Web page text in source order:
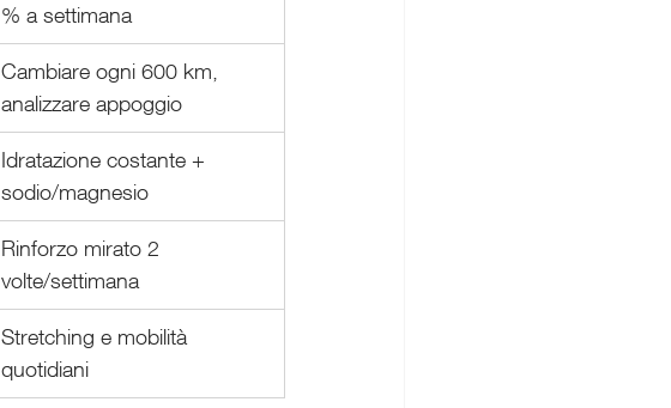
% a settimana
Cambiare ogni 600 km,
analizzare appoggio
Idratazione costante +
sodio/magnesio
Rinforzo mirato 2
volte/settimana
Stretching e mobilità
quotidiani